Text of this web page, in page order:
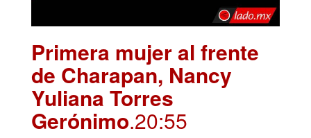
Primera mujer al frente
de Charapan, Nancy
Yuliana Torres
Gerónimo.20:55